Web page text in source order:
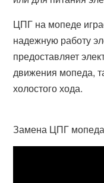
ЦПГ на мопеде
надежную работу
предоставляет
движения мопеда,
холостого хода.
Замена ЦПГ мопеда